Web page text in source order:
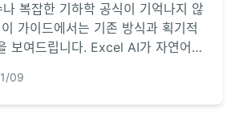
복잡한 기하학 공식이 기억나지 않
가이드에서는 기존 방식과 획기적
보여드립니다. Excel AI가 자연어
09